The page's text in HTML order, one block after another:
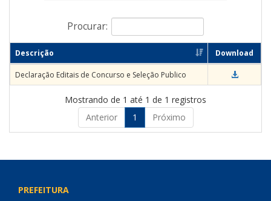
Procurar:
Descrição Download
Declaração Editais de Concurso e Seleção Publico
Mostrando de 1 até 1 de 1 registros
Anterior
1 Próximo
PREFEITURA